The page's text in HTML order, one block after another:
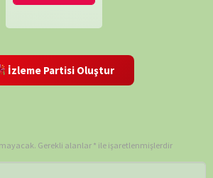
İzleme Partisi Oluştur
Gerekli alanlar * ile işaretlenmişlerdir